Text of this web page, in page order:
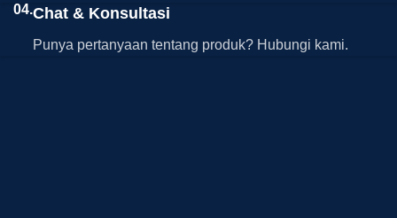
04.Chat & Konsultasi
Punya pertanyaan tentang produk? Hubungi kami.